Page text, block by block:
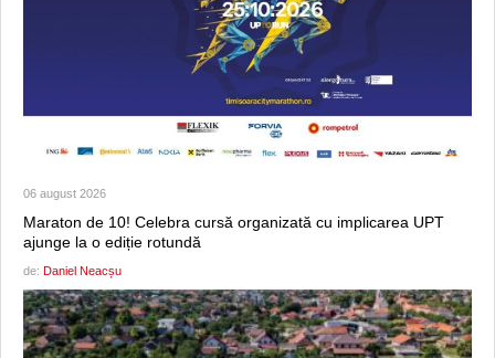
06 august 2026
Maraton de 10! Celebra cursă organizată cu implicarea UPT
ajunge la o ediție rotundă
de: Daniel Neacșu